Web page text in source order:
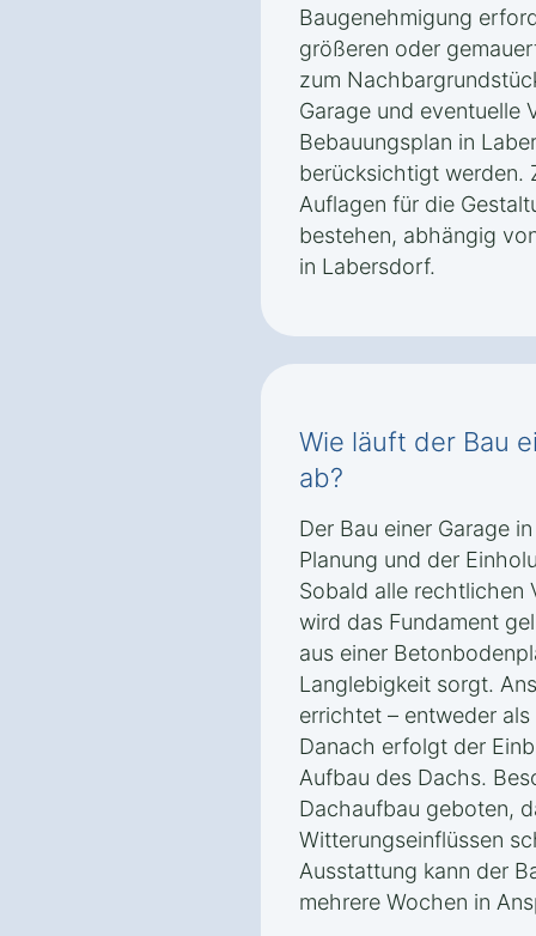
Baugenehmigung
größeren oder
zum
Garage und eventuelle
Bebauungsplan in
berücksichtigt werden.
Auflagen für die
bestehen, abhängig
in Labersdorf.
Wie läuft der Bau
ab?
Der Bau einer Garage
Planung und der
Sobald alle rechtlichen
wird das Fundament
aus einer
Langlebigkeit sorgt.
errichtet – entweder
Danach erfolgt der
Aufbau des Dachs.
Dachaufbau geboten,
Witterungseinflüssen
Ausstattung kann der
mehrere Wochen in